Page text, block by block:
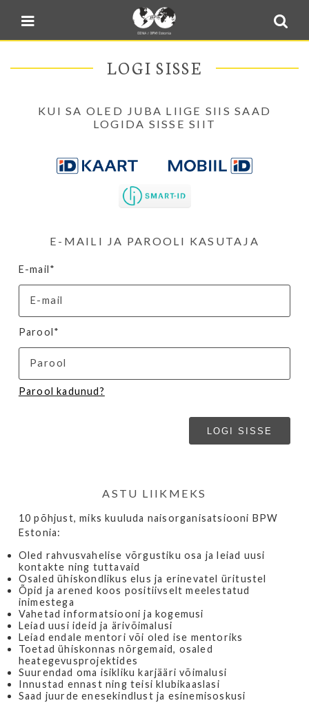
Sulge menüü
Blogi
E-pood
Kontakt
In English
LOGI SISSE
KUI SA OLED JUBA LIIGE SIIS SAAD
LOGIDA SISSE SIIT
E-MAILI JA PAROOLI KASUTAJA
E-mail*
Parool*
Parool kadunud?
ASTU LIIKMEKS
10 põhjust, miks kuuluda naisorganisatsiooni BPW
Estonia:
Oled rahvusvahelise võrgustiku osa ja leiad uusi
kontakte ning tuttavaid
Osaled ühiskondlikus elus ja erinevatel üritustel
Õpid ja arened koos positiivselt meelestatud
inimestega
Vahetad informatsiooni ja kogemusi
Leiad uusi ideid ja ärivõimalusi
Leiad endale mentori või oled ise mentoriks
Toetad ühiskonnas nõrgemaid, osaled
heategevusprojektides
Suurendad oma isikliku karjääri võimalusi
Innustad ennast ning teisi klubikaaslasi
Saad juurde enesekindlust ja esinemisoskusi